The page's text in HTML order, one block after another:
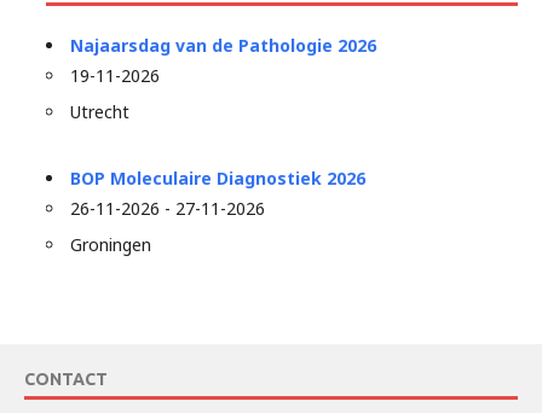
Najaarsdag van de Pathologie 2026
19-11-2026
Utrecht
BOP Moleculaire Diagnostiek 2026
26-11-2026 - 27-11-2026
Groningen
CONTACT